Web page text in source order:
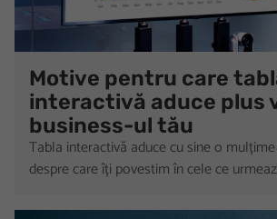
Motive pentru care
interactivă aduce plus
business-ul tău
Tabla interactivă aduce cu sine o
despre care îți povestim în cele ce